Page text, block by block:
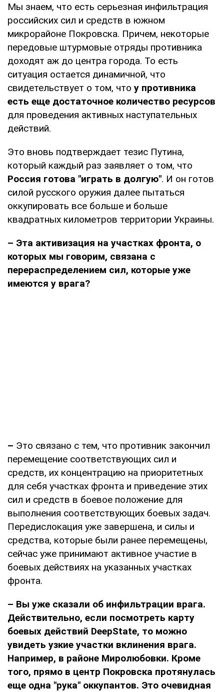
Мы знаем, что есть серьезная инфильтрация
российских сил и средств в южном
микрорайоне Покровска. Причем, некоторые
передовые штурмовые отряды противника
доходят аж до центра города. То есть
ситуация остается динамичной, что
свидетельствует о том, что у противника
есть еще достаточное количество ресурсов
для проведения активных наступательных
действий.
Это вновь подтверждает тезис Путина,
который каждый раз заявляет о том, что
Россия готова "играть в долгую". И он готов
силой русского оружия далее пытаться
оккупировать все больше и больше
квадратных километров территории Украины.
– Эта активизация на участках фронта, о
которых мы говорим, связана с
перераспределением сил, которые уже
имеются у врага?
– Это связано с тем, что противник закончил
перемещение соответствующих сил и
средств, их концентрацию на приоритетных
для себя участках фронта и приведение этих
сил и средств в боевое положение для
выполнения соответствующих боевых задач.
Передислокация уже завершена, и силы и
средства, которые были ранее перемещены,
сейчас уже принимают активное участие в
боевых действиях на указанных участках
фронта.
– Вы уже сказали об инфильтрации врага.
Действительно, если посмотреть карту
боевых действий DeepState, то можно
увидеть узкие участки вклинения врага.
Например, в районе Миролюбовки. Кроме
того, прямо в центр Покровска протянулась
еще одна "рука" оккупантов. Это очевидная